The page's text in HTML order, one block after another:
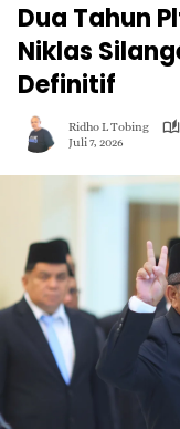
Dua Tahun
Niklas
Definitif
Ridho L Tobing
Juli 7, 2026